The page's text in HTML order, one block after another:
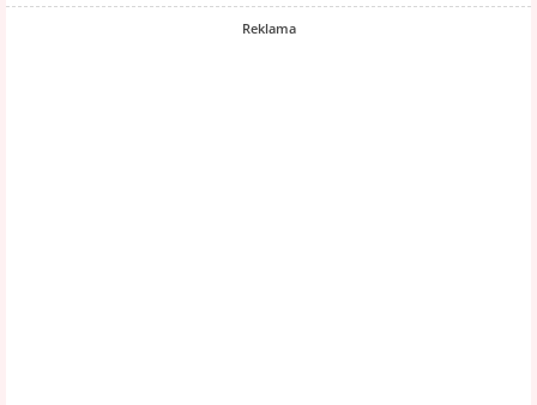
Reklama